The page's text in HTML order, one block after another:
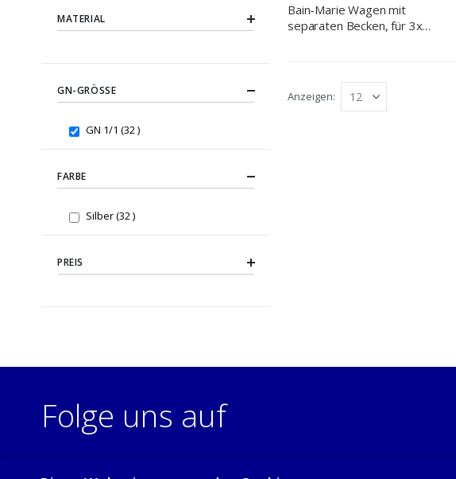
Bain-Marie Wagen mit
separaten Becken, für 3x
Anzeigen
MATERIAL
GN-GRÖSSE
GN 1/1 32items
FARBE
Silber 32items
PREIS
Folge uns auf